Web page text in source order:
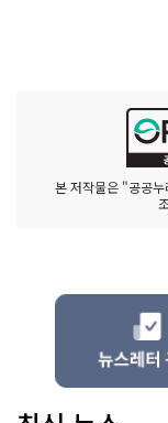
본 저작물은 "공공